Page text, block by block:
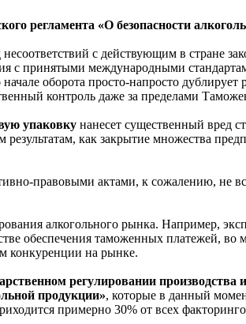
регламента «О безопасности
с действующим в стране
с принятыми международными
оборота просто-напросто
контроль даже за пределами
упаковку нанесет существенный вред
как закрытие множества
правовыми актами, к сожалению, не
алкогольного рынка. Например,
обеспечения таможенных платежей,
конкуренции на рынке.
регулировании производства
продукции», которые в данный
примерно 30% от всех